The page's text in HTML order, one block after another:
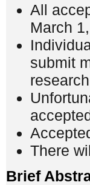
All
March
submit
There
Brief